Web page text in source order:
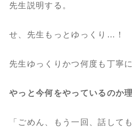
先生説明する。
せ、先生もっとゆっくり…！
先生ゆっくりかつ何度も丁寧
やっと今何をやっているのか
「ごめん、もう一回、話して